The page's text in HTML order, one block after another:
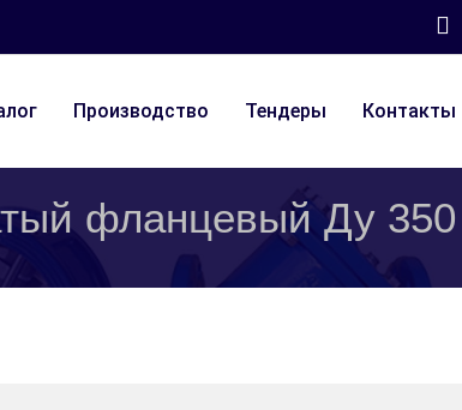
Производство Тендеры Контакты
фланцевый Ду 350